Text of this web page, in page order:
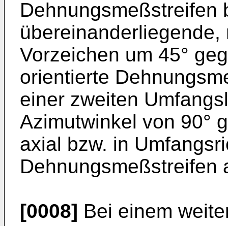
Dehnungsmeßstreifen
Vorzeichen um 45°
orientierte
einer zweiten
Azimutwinkel von 90°
axial bzw. in
Dehnungsmeßstreifen
[0008] Bei einem